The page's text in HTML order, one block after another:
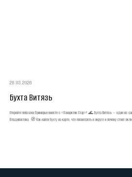
26.03.2026
Бухта Витязь
Откройте пейзажи Приморья вместе с «Панарктик Стар»! 🌊 Бухта Витязь — один из
Владивостока. 🧭 Как найти бухту на карте, что посмотреть в округе и почему стоит